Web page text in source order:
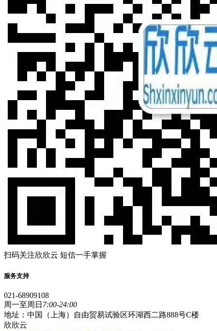
扫码关注欣欣云 短信一手掌握
服务支持
021-68909108
周一至周日 7:00-24:00
地址：中国（上海）自由贸易试验区环湖西二路888号C楼
欣欣云